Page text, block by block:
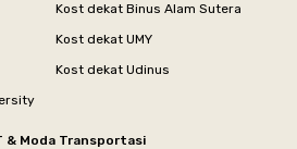
Kost dekat Binus Alam Sutera
Kost dekat UMY
Kost dekat Udinus
& Moda Transportasi